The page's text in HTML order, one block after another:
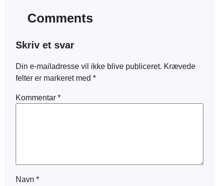
Comments
Skriv et svar
Din e-mailadresse vil ikke blive publiceret. Krævede
felter er markeret med *
Kommentar *
Navn *